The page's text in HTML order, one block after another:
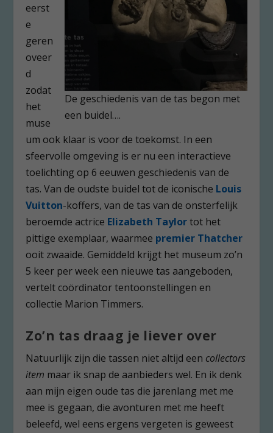
De geschiedenis van de tas begon met
een buidel….
eerst
e
geren
oveer
d
zodat
het
muse
um ook klaar is voor de toekomst. In een
sfeervolle omgeving is er nu een interactieve
toelichting op 6 eeuwen geschiedenis van de
tas. Van de oudste buidel tot de iconische Louis
Vuitton-koffers, van de tas van de onsterfelijk
beroemde actrice Elizabeth Taylortot het
pittige exemplaar, waarmee premier Thatcher
ooit zwaaide. Gemiddeld krijgt het museum zo’n
5 keer per week een nieuwe tas aangeboden,
vertelt coördinator tentoonstellingen en
collectie Marion Timmers.
Zo’n tas draag je liever over
Natuurlijk zijn die tassen niet altijd een collectors
item maar ik snap de aanbieders wel. En ik denk
aan mijn eigen oude tas die jarenlang met me
mee is gegaan, die avonturen met me heeft
beleefd, wel eens ergens vergeten is geweest